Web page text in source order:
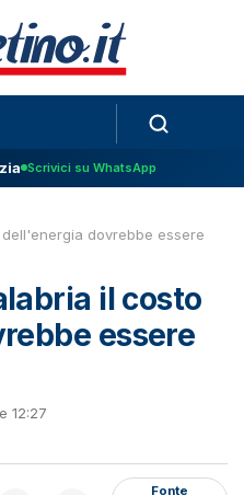
Scrivici su WhatsApp
dovrebbe essere
il costo
essere
12:27
Fonte